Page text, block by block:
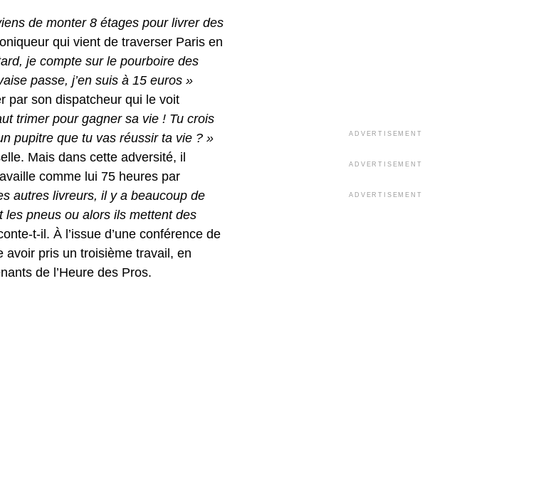
de monter 8 étages pour livrer des
qui vient de traverser Paris en
je compte sur le pourboire des
passe, j’en suis à 15 euros »
par son dispatcheur qui le voit
trimer pour gagner sa vie ! Tu crois
pupitre que tu vas réussir ta vie ? »
Mais dans cette adversité, il
comme lui 75 heures par
autres livreurs, il y a beaucoup de
pneus ou alors ils mettent des
t-il. À l’issue d’une conférence de
avoir pris un troisième travail, en
de l’Heure des Pros.
ADVERTISEMENT
ADVERTISEMENT
ADVERTISEMENT